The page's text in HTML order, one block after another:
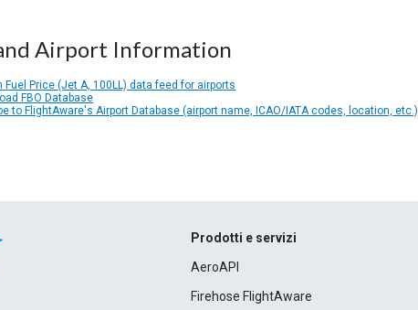
Airport Information
Fuel Price (Jet A, 100LL) data feed for airports
FBO Database
to FlightAware's Airport Database (airport name, ICAO/IATA codes, location, etc.)
Prodotti e servizi
AeroAPI
Firehose FlightAware